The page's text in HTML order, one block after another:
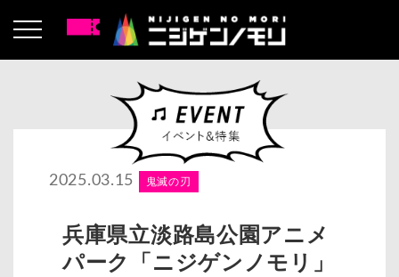
2025.03.15 鬼滅の刃
兵庫県立淡路島公園アニメ
パーク「ニジゲンノモリ」